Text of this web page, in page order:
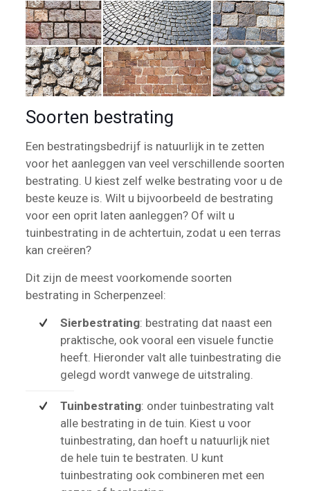
Soorten bestrating
Een bestratingsbedrijf is natuurlijk in te zetten
voor het aanleggen van veel verschillende soorten
bestrating. U kiest zelf welke bestrating voor u de
beste keuze is. Wilt u bijvoorbeeld de bestrating
voor een oprit laten aanleggen? Of wilt u
tuinbestrating in de achtertuin, zodat u een terras
kan creëren?
Dit zijn de meest voorkomende soorten
bestrating in Scherpenzeel:
Sierbestrating: bestrating dat naast een
praktische, ook vooral een visuele functie
heeft. Hieronder valt alle tuinbestrating die
gelegd wordt vanwege de uitstraling.
Tuinbestrating: onder tuinbestrating valt
alle bestrating in de tuin. Kiest u voor
tuinbestrating, dan hoeft u natuurlijk niet
de hele tuin te bestraten. U kunt
tuinbestrating ook combineren met een